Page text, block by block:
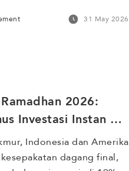
kebijakan ekspor
melalui pemerintah.
tengah volatilitas […]
31 May 2026
2026:
Investasi Instan
Juta!Indonesia dan Amerika
dagang final,